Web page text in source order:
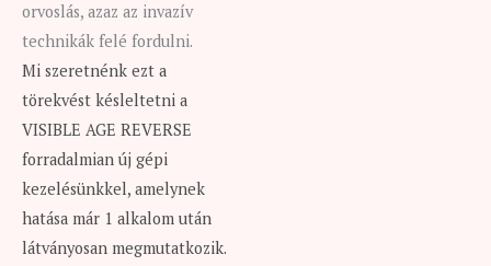
orvoslás, azaz az invazív
technikák felé fordulni.
Mi szeretnénk ezt a
törekvést késleltetni a
VISIBLE AGE REVERSE
forradalmian új gépi
kezelésünkkel, amelynek
hatása már 1 alkalom után
látványosan megmutatkozik.